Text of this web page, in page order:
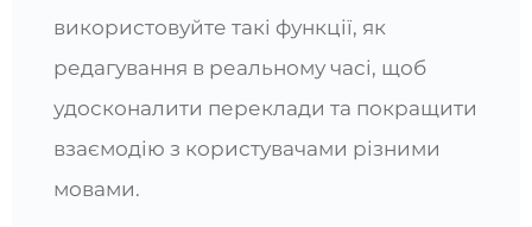
використовуйте такі функції, як
редагування в реальному часі, щоб
удосконалити переклади та покращити
взаємодію з користувачами різними
мовами.